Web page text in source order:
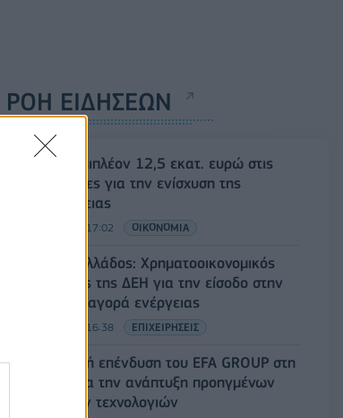
ΡΟΗ ΕΙΔΗΣΕΩΝ
ΥΠΑΑΤ: Επιπλέον 12,5 εκατ. ευρώ στις
Περιφέρειες για την ενίσχυση της
βιοασφάλειας
07/08/2026 - 17:02 ΟΙΚΟΝΟΜΙΑ
Deloitte Ελλάδος: Χρηματοοικονομικός
σύμβουλος της ΔΕΗ για την είσοδο στην
πολωνική αγορά ενέργειας
07/08/2026 - 16:38 ΕΠΙΧΕΙΡΗΣΕΙΣ
Στρατηγική επένδυση του EFA GROUP στη
Fractal για την ανάπτυξη προηγμένων
αμυντικών τεχνολογιών